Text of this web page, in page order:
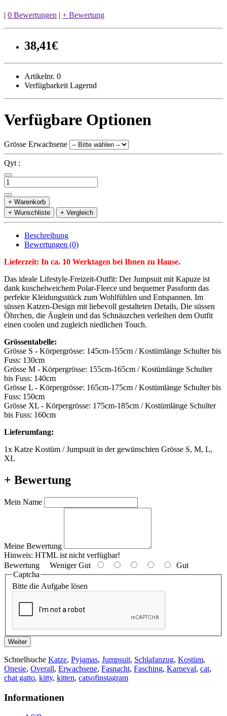
| 0 Bewertungen | + Bewertung
38,41€
Artikelnr. 0
Verfügbarkeit Lagernd
Verfügbare Optionen
Grösse Erwachsene
Qyt :
+ Warenkorb
+ Wunschliste
+ Vergleich
Beschreibung
Bewertungen (0)
Lieferzeit: In ca. 10 Werktagen bei Ihnen zu Hause.
Das ideale Lifestyle-Freizeit-Outfit: Der Jumpsuit mit Kapuze ist
dank kuschelweichem Polar-Fleece und bequemer Passform das
perfekte Kleidungsstück zum Wohlfühlen und Entspannen. Im
süssen Katzen-Design mit liebevoll gestalteten Details, Die süssen
Öhrchen, die Äuglein und das Schnäuzchen verleihen dem Outfit
einen coolen und zugleich niedlichen Touch.
Grössentabelle:
Grösse S - Körpergrösse: 145cm-155cm / Kostümlänge Schulter bis
Fuss: 130cm
Grösse M - Körpergrösse: 155cm-165cm / Kostümlänge Schulter
bis Fuss: 140cm
Grösse L - Körpergrösse: 165cm-175cm / Kostümlänge Schulter bis
Fuss: 150cm
Grösse XL - Körpergrösse: 175cm-185cm / Kostümlänge Schulter
bis Fuss: 160cm
Lieferumfang:
1x Katze Kostüm / Jumpsuit in der gewünschten Grösse S, M, L,
XL
+ Bewertung
Mein Name
Meine Bewertung
Hinweis: HTML ist nicht verfügbar!
Bewertung Weniger Gut
Gut
Captcha
Bitte die Aufgabe lösen
Weiter
Schnellsuche Katze, Pyjamas, Jumpsuit, Schlafanzug, Kostüm,
Onesie, Overall, Erwachsene, Fasnacht, Fasching, Karneval, cat,
chat gatto, kitty, kitten, catsofinstagram
Informationen